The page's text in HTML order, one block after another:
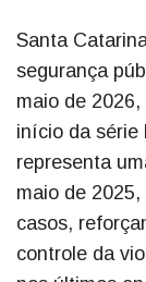
Santa
segurança
maio de
início da série
representa
maio de
casos,
controle da